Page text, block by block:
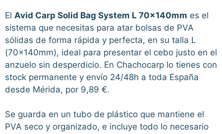
El Avid Carp Solid Bag System L 70x140mm es el
sistema que necesitas para atar bolsas de PVA
sólidas de forma rápida y perfecta, en su talla L
(70x140mm), ideal para presentar el cebo justo en el
anzuelo sin desperdicio. En Chachocarp lo tienes con
stock permanente y envío 24/48h a toda España
desde Mérida, por 9,89 €.
Se guarda en un tubo de plástico que mantiene el
PVA seco y organizado, e incluye todo lo necesario